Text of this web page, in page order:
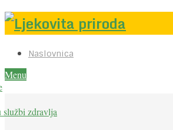
Naslovnica
Menu
zdravlja